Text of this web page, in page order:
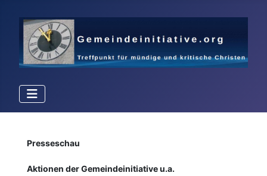
Details
Presseschau
Aktionen der Gemeindeinitiative u.a.